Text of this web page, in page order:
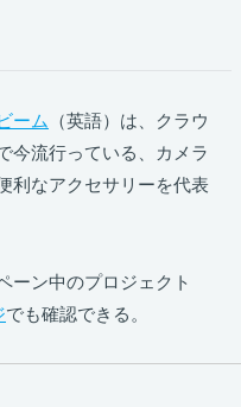
ーム
（英語）は、クラウ
今流行っている、カメラ
利なアクセサリーを代表
ーン中のプロジェクト
でも確認できる。